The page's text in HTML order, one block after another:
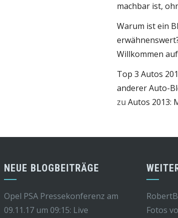
machbar ist,
Warum ist ein
Willkommen
Top 3 Autos
anderer Auto-
zu Autos 2013:
NEUE BLOGBEITRÄGE
Opel PSA Pressekonferenz am
09.11.17 um 09:15: Live
Fotos